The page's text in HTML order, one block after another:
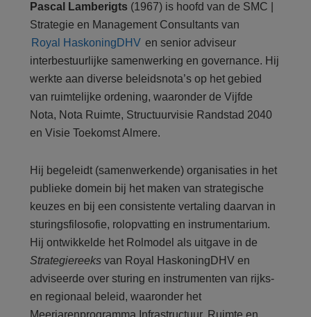
Pascal Lamberigts (1967) is hoofd van de SMC |
Strategie en Management Consultants van
Royal HaskoningDHV en senior adviseur
interbestuurlijke samenwerking en governance. Hij
werkte aan diverse beleidsnota’s op het gebied
van ruimtelijke ordening, waaronder de Vijfde
Nota, Nota Ruimte, Structuurvisie Randstad 2040
en Visie Toekomst Almere.
Hij begeleidt (samenwerkende) organisaties in het
publieke domein bij het maken van strategische
keuzes en bij een consistente vertaling daarvan in
sturingsfilosofie, rolopvatting en instrumentarium.
Hij ontwikkelde het Rolmodel als uitgave in de
Strategiereeksvan Royal HaskoningDHV en
adviseerde over sturing en instrumenten van rijks-
en regionaal beleid, waaronder het